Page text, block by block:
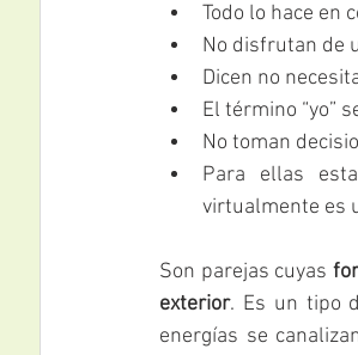
Todo lo hace en
No disfrutan de
Dicen no
El término “yo”
No toman
Para ellas
virtualmente es
Son parejas cuyas
exterior. Es un tipo
energías se